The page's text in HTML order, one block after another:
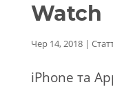
Watch
Чер 14, 2018|
iPhone та